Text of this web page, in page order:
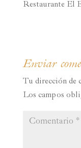
Restaurante El
Enviar
Tu dirección de
Los campos